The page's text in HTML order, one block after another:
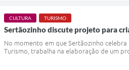
CULTURA TURISMO
Sertãozinho discute projeto para
No momento em que Sertãozinho
Turismo, trabalha na elaboração de um